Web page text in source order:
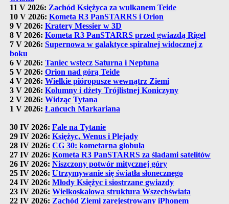
11 V 2026: Zachód Księżyca za wulkanem Teide
10 V 2026: Kometa R3 PanSTARRS i Orion
9 V 2026: Kratery Messier w 3D
8 V 2026: Kometa R3 PanSTARRS przed gwiazdą Rigel
7 V 2026: Supernowa w galaktyce spiralnej widocznej z
boku
6 V 2026: Taniec wstecz Saturna i Neptuna
5 V 2026: Orion nad górą Teide
4 V 2026: Wielkie pióropusze wewnątrz Ziemi
3 V 2026: Kolumny i dżety Trójlistnej Koniczyny
2 V 2026: Widząc Tytana
1 V 2026: Łańcuch Markariana
30 IV 2026: Fale na Tytanie
29 IV 2026: Księżyc, Wenus i Plejady
28 IV 2026: CG 30: kometarna globula
27 IV 2026: Kometa R3 PanSTARRS za śladami satelitów
26 IV 2026: Niszczony potwór mitycznej góry
25 IV 2026: Utrzymywanie się światła słonecznego
24 IV 2026: Młody Księżyc i siostrzane gwiazdy
23 IV 2026: Wielkoskalowa struktura Wszechświata
22 IV 2026: Zachód Ziemi zarejestrowany iPhonem